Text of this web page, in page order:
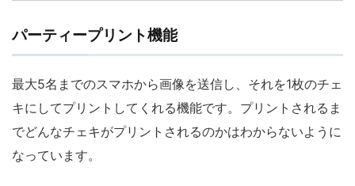
パーティープリント機能
最大5名までのスマホから画像を送信し、それを1枚のチェ
キにしてプリントしてくれる機能です。プリントされるま
でどんなチェキがプリントされるのかはわからないように
なっています。